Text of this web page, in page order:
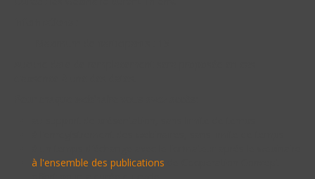
à l'ensemble des publications